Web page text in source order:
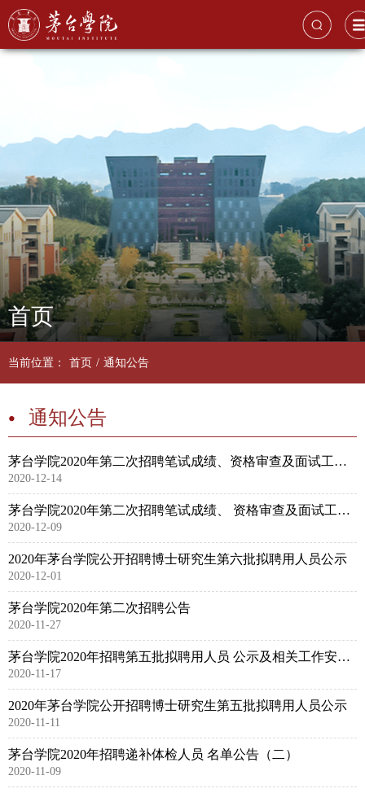
首页
当前位置： 首页 / 通知公告
通知公告
茅台学院2020年第二次招聘笔试成绩、资格审查及面试工作安排补充公告
2020-12-14
茅台学院2020年第二次招聘笔试成绩、 资格审查及面试工作安排公告
2020-12-09
2020年茅台学院公开招聘博士研究生第六批拟聘用人员公示
2020-12-01
茅台学院2020年第二次招聘公告
2020-11-27
茅台学院2020年招聘第五批拟聘用人员 公示及相关工作安排公告
2020-11-17
2020年茅台学院公开招聘博士研究生第五批拟聘用人员公示
2020-11-11
茅台学院2020年招聘递补体检人员 名单公告（二）
2020-11-09